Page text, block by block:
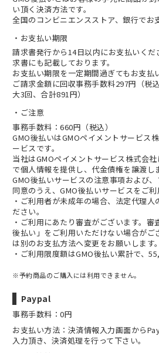
い頂く決済方法です。
全国のコンビニエンスストア、銀行でお
お支払い期限
請求書発行から14日以内にお支払いく
求書にも記載しております。
お支払い期限を一定期間過ぎてもお支払
ご請求金額に回収事務手数料297円（税
大3回、合計891円）
ご注意
事務手数料：660円（税込）
GMO後払いはGMOペイメントサービス
ービスです。
当社はGMOペイメントサービス株式会社
で個人情報を提供し、代金債権を譲渡し
GMO後払いサービスの注意事項および、
同意のうえ、GMO後払いサービスをご利
・ご利用者が未成年の場合、法定代理人
ださい。
・ご利用にあたり審査がございます。審
後払い」をご利用いただけない場合がご
は別のお支払方法へ変更をお願いします。
・ご利用限度額はGMO後払い累計で、
※予約商品のご購入には利用できません。
Paypal
事務手数料：0円
お支払い方法：決済情報入力画面から
入力頂き、決済処理を行って下さい。